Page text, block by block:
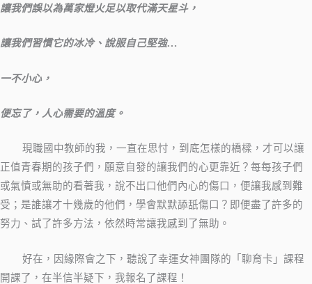
讓我們誤以為萬家燈火足以取代滿天星斗，
讓我們習慣它的冰冷、說服自己堅強…
一不小心，
便忘了，人心需要的溫度。
現職國中教師的我，一直在思忖，到底怎樣的橋樑，才可以讓
正值青春期的孩子們，願意自發的讓我們的心更靠近？每每孩子們
或氣憤或無助的看著我，說不出口他們內心的傷口，便讓我感到難
受；是誰讓才十幾歲的他們，學會默默舔舐傷口？即便盡了許多的
努力、試了許多方法，依然時常讓我感到了無助。
好在，因緣際會之下，聽說了幸運女神團隊的「聊育卡」課程
開課了，在半信半疑下，我報名了課程！